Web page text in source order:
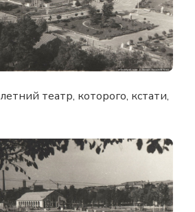
театр, которого, кстати,